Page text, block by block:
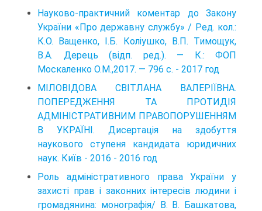
Науково-практичний коментар до Закону
України «Про державну службу» / Ред. кол.:
К.О. Ващенко, І.Б. Коліушко, В.П. Тимощук,
В.А. Дерець (відп. ред.). — К.: ФОП
Москаленко О.М.,2017. — 796 с. - 2017 год
МІЛОВІДОВА СВІТЛАНА ВАЛЕРІЇВНА.
ПОПЕРЕДЖЕННЯ ТА ПРОТИДІЯ
АДМІНІСТРАТИВНИМ ПРАВОПОРУШЕННЯМ
В УКРАЇНІ. Дисертація на здобуття
наукового ступеня кандидата юридичних
наук. Київ - 2016 - 2016 год
Роль адміністративного права України у
захисті прав і законних інтересів людини і
громадянина: монографія/ В. В. Башкатова,